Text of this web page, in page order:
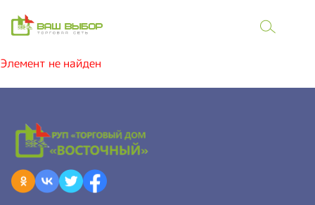
Элемент не найден